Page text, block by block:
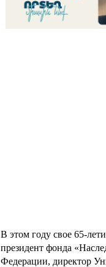
В этом году свое 65-
президент фонда
Федерации, директор